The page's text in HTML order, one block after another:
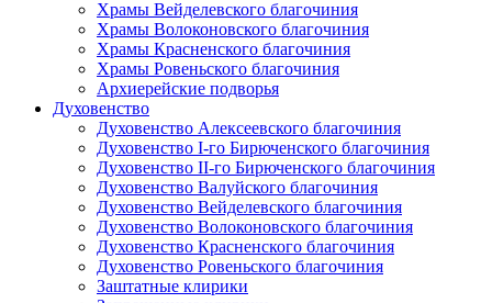
Храмы Вейделевского благочиния
Храмы Волоконовского благочиния
Храмы Красненского благочиния
Храмы Ровеньского благочиния
Архиерейские подворья
Духовенство
Духовенство Алексеевского благочиния
Духовенство I-го Бирюченского благочиния
Духовенство II-го Бирюченского благочиния
Духовенство Валуйского благочиния
Духовенство Вейделевского благочиния
Духовенство Волоконовского благочиния
Духовенство Красненского благочиния
Духовенство Ровеньского благочиния
Заштатные клирики